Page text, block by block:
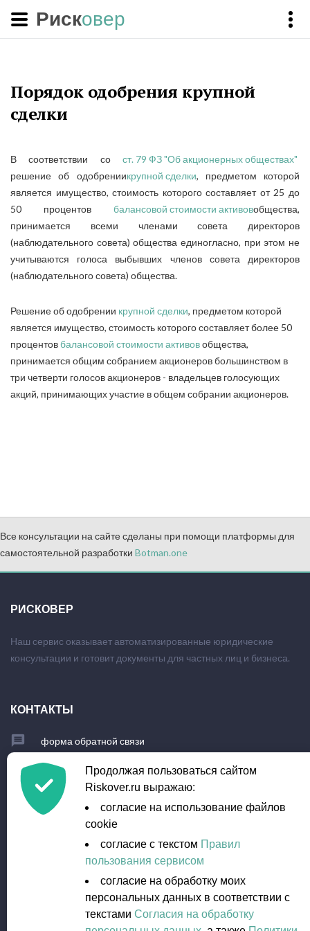
Рисковер
Порядок одобрения крупной
сделки
В соответствии со ст. 79 ФЗ "Об акционерных обществах"
решение об одобрениикрупной сделки, предметом которой
является имущество, стоимость которого составляет от 25 до
50 процентов балансовой стоимости активовобщества,
принимается всеми членами совета директоров
(наблюдательного совета) общества единогласно, при этом не
учитываются голоса выбывших членов совета директоров
(наблюдательного совета) общества.
Решение об одобрении крупной сделки, предметом которой
является имущество, стоимость которого составляет более 50
процентовбалансовой стоимости активовобщества,
принимается общим собранием акционеров большинством в
три четверти голосов акционеров - владельцев голосующих
акций, принимающих участие в общем собрании акционеров.
Все консультации на сайте сделаны при помощи платформы для
самостоятельной разработки Botman.one
РИСКОВЕР
Наш сервис оказывает автоматизированные юридические
консультации и готовит документы для частных лиц и бизнеса.
КОНТАКТЫ
форма обратной связи
+7 (903) 779-23-95
info@riskover.ru
Продолжая пользоваться сайтом
Riskover.ru выражаю:
согласие на использование файлов
cookie
согласие с текстом Правил
пользования сервисом
согласие на обработку моих
персональных данных в соответствии с
текстами Cогласия на обработку